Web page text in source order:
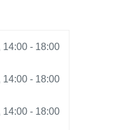
14:00 - 18:00
14:00 - 18:00
14:00 - 18:00